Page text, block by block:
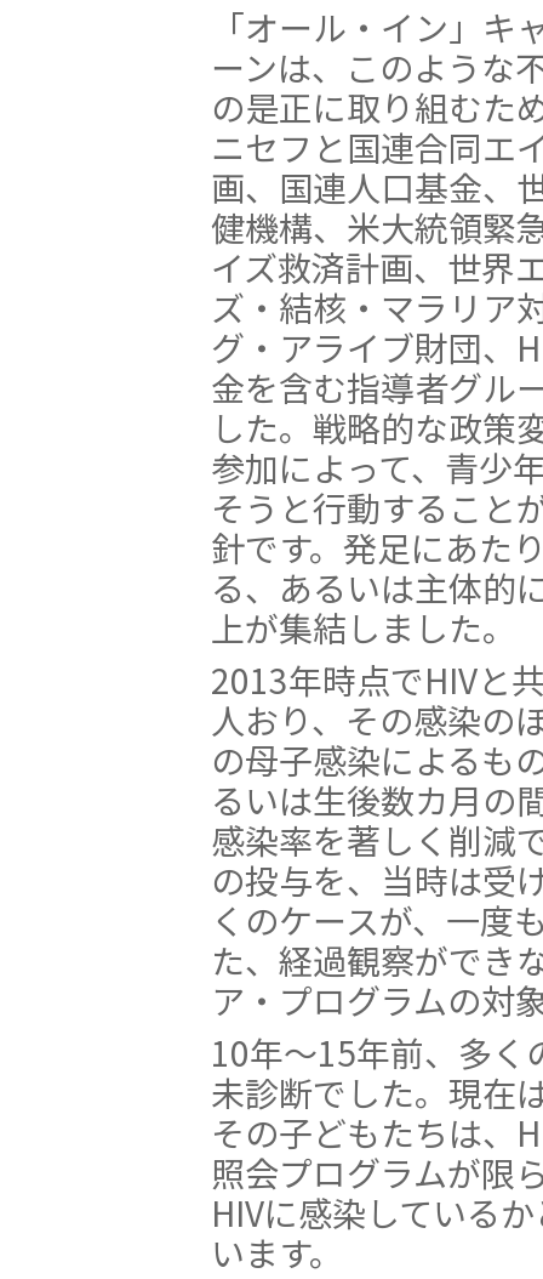
「オール・イン」キ
ーンは、このような
の是正に取り組むた
ニセフと国連合同エ
画、国連人口基金、
健機構、米大統領緊
イズ救済計画、世界
ズ・結核・マラリア
グ・アライブ財団、
金を含む指導者グル
した。戦略的な政策
参加によって、青少
そうと行動すること
針です。発足にあた
る、あるいは主体的
上が集結しました。
2013年時点でHIVと
人おり、その感染の
の母子感染によるも
るいは生後数カ月の
感染率を著しく削減
の投与を、当時は受
くのケースが、一度
た、経過観察ができ
ア・プログラムの対
10年〜15年前、多く
未診断でした。現在
その子どもたちは、
照会プログラムが限
HIVに感染している
います。